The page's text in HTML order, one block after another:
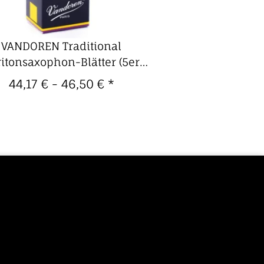
VANDOREN Traditional
Blätter (5er
Packung)
44,17 € - 46,50 € *